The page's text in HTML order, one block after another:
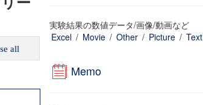
all
実験結果の数値データ/画像/動画など
Excel / Movie / Other / Picture / Text
Memo